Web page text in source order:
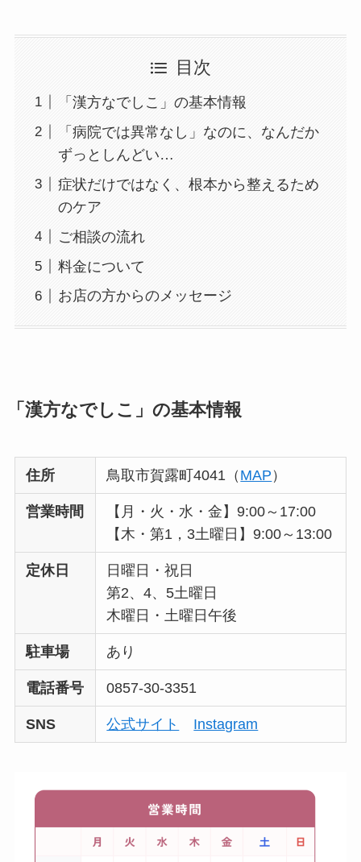
目次
「漢方なでしこ」の基本情報
「病院では異常なし」なのに、なんだか
ずっとしんどい…
症状だけではなく、根本から整えるため
のケア
ご相談の流れ
料金について
お店の方からのメッセージ
「漢方なでしこ」の基本情報
住所 鳥取市賀露町4041（ MAP ）
営業時間
【月・火・水・金】9:00～17:00
【木・第1，3土曜日】9:00～13:00
定休日
日曜日・祝日
第2、4、5土曜日
木曜日・土曜日午後
駐車場 あり
電話番号 0857-30-3351
SNS 公式サイト Instagram